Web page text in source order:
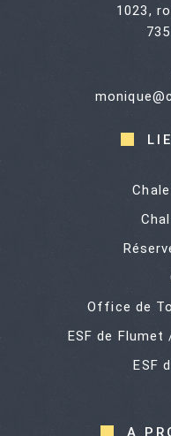
1023,
Office de
ESF de
ESF
A